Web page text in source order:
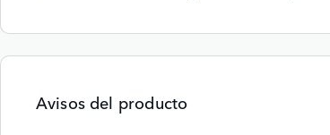
Avisos del producto